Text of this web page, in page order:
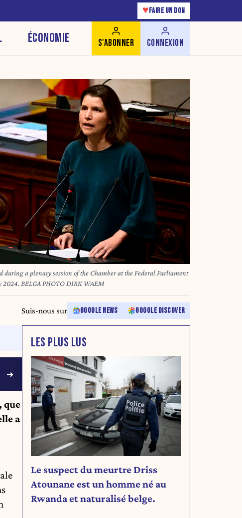
♥ FAIRE UN DON
ÉCONOMIE S'ABONNER CONNEXION
during a plenary session of the Chamber at the Federal Parliament
BELGA PHOTO DIRK WAEM
Suis-nous sur GOOGLE NEWS GOOGLE DISCOVER
que
a
LES PLUS LUS
Le suspect du meurtre Driss
Atounane est un homme né au
Rwanda et naturalisé belge.